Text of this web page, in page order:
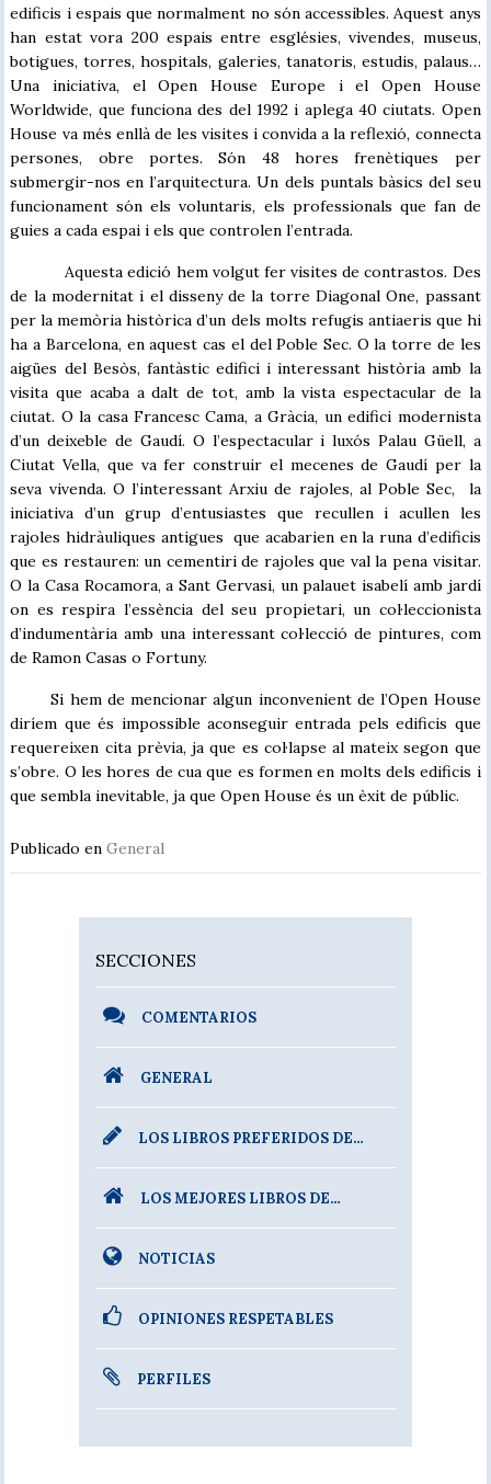
edificis i espais que normalment no són accessibles. Aquest anys
han estat vora 200 espais entre esglésies, vivendes, museus,
botigues, torres, hospitals, galeries, tanatoris, estudis, palaus…
Una iniciativa, el Open House Europe i el Open House
Worldwide, que funciona des del 1992 i aplega 40 ciutats. Open
House va més enllà de les visites i convida a la reflexió, connecta
persones, obre portes. Són 48 hores frenètiques per
submergir-nos en l’arquitectura. Un dels puntals bàsics del seu
funcionament són els voluntaris, els professionals que fan de
guies a cada espai i els que controlen l’entrada.
Aquesta edició hem volgut fer visites de contrastos. Des
de la modernitat i el disseny de la torre Diagonal One, passant
per la memòria històrica d’un dels molts refugis antiaeris que hi
ha a Barcelona, en aquest cas el del Poble Sec. O la torre de les
aigües del Besòs, fantàstic edifici i interessant història amb la
visita que acaba a dalt de tot, amb la vista espectacular de la
ciutat. O la casa Francesc Cama, a Gràcia, un edifici modernista
d’un deixeble de Gaudí. O l’espectacular i luxós Palau Güell, a
Ciutat Vella, que va fer construir el mecenes de Gaudí per la
seva vivenda. O l’interessant Arxiu de rajoles, al Poble Sec, la
iniciativa d’un grup d’entusiastes que recullen i acullen les
rajoles hidràuliques antigues que acabarien en la runa d’edificis
que es restauren: un cementiri de rajoles que val la pena visitar.
O la Casa Rocamora, a Sant Gervasi, un palauet isabelí amb jardí
on es respira l’essència del seu propietari, un col·leccionista
d’indumentària amb una interessant col·lecció de pintures, com
de Ramon Casas o Fortuny.
Si hem de mencionar algun inconvenient de l’Open House
diríem que és impossible aconseguir entrada pels edificis que
requereixen cita prèvia, ja que es col·lapse al mateix segon que
s’obre. O les hores de cua que es formen en molts dels edificis i
que sembla inevitable, ja que Open House és un èxit de públic.
Publicado enGeneral
SECCIONES
COMENTARIOS
GENERAL
LOS LIBROS PREFERIDOS DE…
LOS MEJORES LIBROS DE…
NOTICIAS
OPINIONES RESPETABLES
PERFILES